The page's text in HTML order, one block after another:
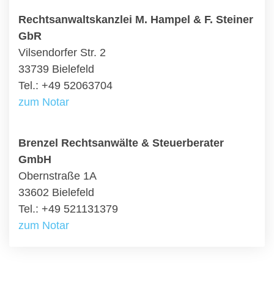
Rechtsanwaltskanzlei M. Hampel & F. Steiner
GbR
Vilsendorfer Str. 2
33739 Bielefeld
Tel.: +49 52063704
zum Notar
Brenzel Rechtsanwälte & Steuerberater
GmbH
Obernstraße 1A
33602 Bielefeld
Tel.: +49 521131379
zum Notar